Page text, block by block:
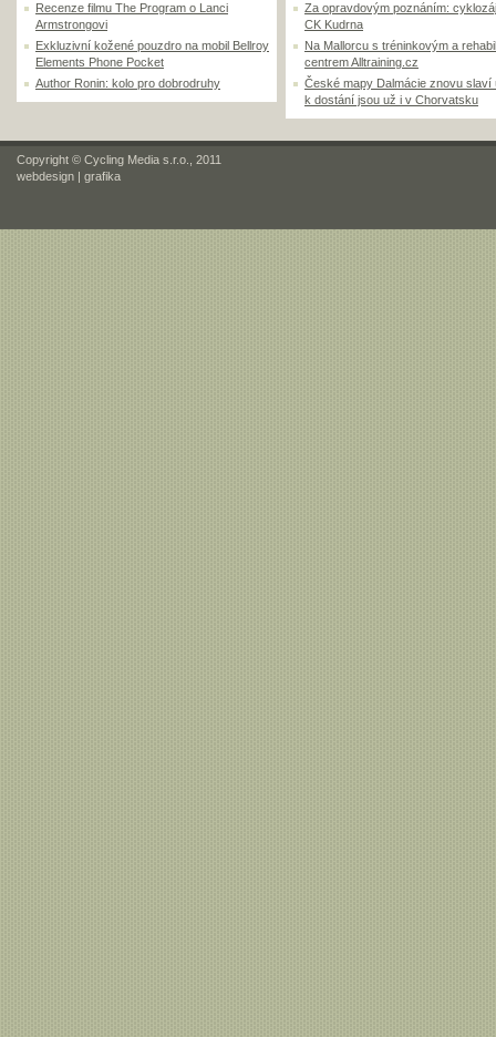
Recenze filmu The Program o Lanci
Armstrongovi
Exkluzivní kožené pouzdro na mobil Bellroy
Elements Phone Pocket
Author Ronin: kolo pro dobrodruhy
Za opravdovým poznáním:
CK Kudrna
Na Mallorcu s tréninkovým a
centrem Alltraining.cz
České mapy Dalmácie znovu slaví
k dostání jsou už i v Chorvatsku
Copyright © Cycling Media s.r.o., 2011
webdesign | grafika